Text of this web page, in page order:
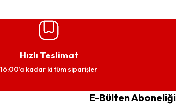
Hızlı Teslimat
16:00’a kadar ki tüm siparişler
E-Bülten Aboneliği